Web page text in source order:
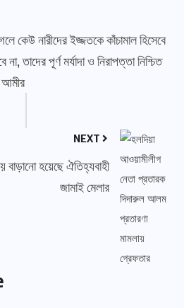
কেউ নারীদের ইজ্জতকে কাঁচামাল হিসেবে
তাদের পূর্ণ মর্যাদা ও নিরাপত্তা নিশ্চিত
আমীর
NEXT
বাড়ানো হয়েছে ঐতিহ্যবাহী
জামাই মেলার